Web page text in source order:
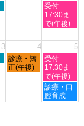
土
曜
日,
月
2026
受付
17:30ま
で(午後)
3 4 5
金
曜
4th
診療・矯
正(午後)
土
曜
日,
9
月
5th
受付
17:30ま
で(午後)
土
曜
日,
診療・口
腔育成